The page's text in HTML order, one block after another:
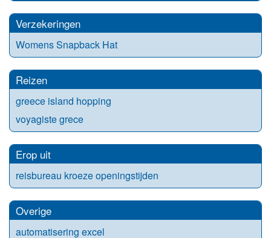
Verzekeringen
Womens Snapback Hat
Reizen
greece island hopping
voyagiste grece
Erop uit
reisbureau kroeze openingstijden
Overige
automatisering excel